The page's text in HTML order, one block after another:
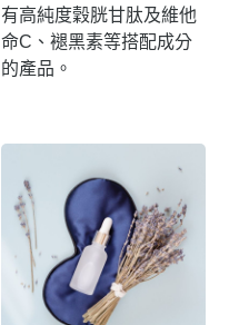
有高純度穀胱甘肽及維他
命C 、褪黑素等搭配成分
的產品。